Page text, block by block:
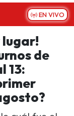
EN VIVO
lugar!
de
13: